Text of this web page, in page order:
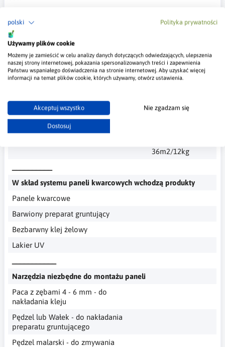
polski Polityka prywatności
Używamy plików cookie
Możemy je zamieścić w celu analizy danych dotyczących odwiedzających, ulepszenia
naszej strony internetowej, pokazania spersonalizowanych treści i zapewnienia
Państwu wspaniałego doświadczenia na stronie internetowej. Aby uzyskać więcej
informacji na temat plików cookie, których używamy, otwórz ustawienia.
Akceptuj wszystko Nie zgadzam się
Dostosuj
dalej pojemność, wybierasz odpowiednią ilość wiader i
gotowe.
Najważniejsze Informacje
Kolor
Biały lub
Opakowanie
Wydajność
36m2/12kg
W skład systemu paneli kwarcowych wchodzą produkty
Panele kwarcowe
Barwiony preparat gruntujący
Bezbarwny klej żelowy
Lakier UV
Narzędzia niezbędne do montażu paneli
Paca z zębami 4 - 6 mm - do
nakładania kleju
Pędzel lub Wałek - do nakładania
preparatu gruntującego
Pędzel malarski - do zmywania